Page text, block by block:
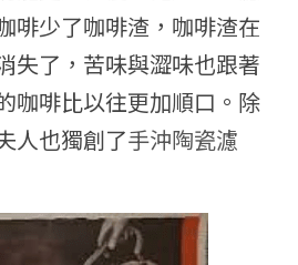
啡少了咖啡渣，咖啡渣在
失了，苦味與澀味也跟著
咖啡比以往更加順口。除
人也獨創了手沖陶瓷濾